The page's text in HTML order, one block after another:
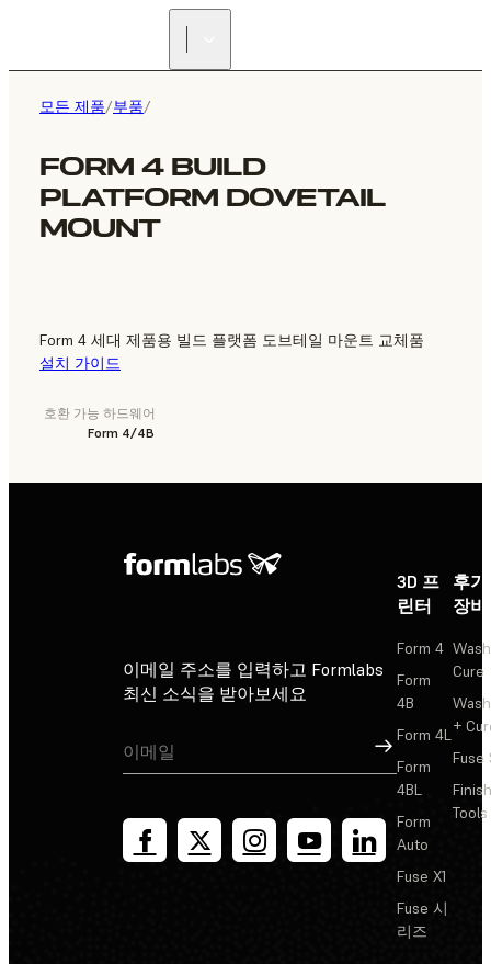
모든 제품/부품/
FORM 4 BUILD
PLATFORM DOVETAIL
MOUNT
Form 4 세대 제품용 빌드 플랫폼 도브테일 마운트 교체품
설치 가이드
호환 가능 하드웨어
Form 4/4B
이메일 주소를 입력하고 Formlabs
최신 소식을 받아보세요
가입
3D 프
린터
Form 4
Form
4B
Form 4L
Form
4BL
Form
Auto
Fuse X1
Fuse 시
리즈
후
장비
Cure
+
Fuse
Tools